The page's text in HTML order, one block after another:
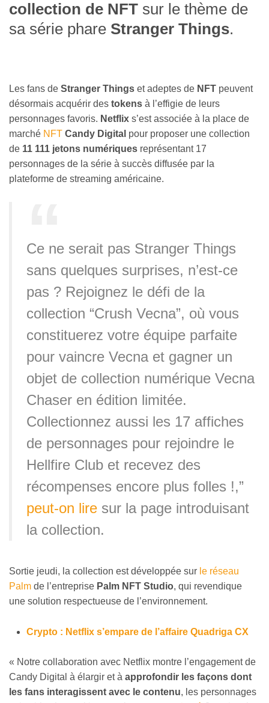
collection de NFT sur le thème de
sa série phare Stranger Things.
Les fans de Stranger Things et adeptes de NFT peuvent
désormais acquérir des tokens à l’effigie de leurs
personnages favoris. Netflix s’est associée à la place de
marché NFT Candy Digital pour proposer une collection
de 11 111 jetons numériques représentant 17
personnages de la série à succès diffusée par la
plateforme de streaming américaine.
Ce ne serait pas Stranger Things
sans quelques surprises, n’est-ce
pas ? Rejoignez le défi de la
collection “Crush Vecna”, où vous
constituerez votre équipe parfaite
pour vaincre Vecna et gagner un
objet de collection numérique Vecna ​​
Chaser en édition limitée.
Collectionnez aussi les 17 affiches
de personnages pour rejoindre le
Hellfire Club et recevez des
récompenses encore plus folles !,”
peut-on lire sur la page introduisant
la collection.
Sortie jeudi, la collection est développée sur le réseau
Palm de l’entreprise Palm NFT Studio, qui revendique
une solution respectueuse de l’environnement.
Crypto : Netflix s’empare de l’affaire Quadriga CX
« Notre collaboration avec Netflix montre l’engagement de
Candy Digital à élargir et à approfondir les façons dont
les fans interagissent avec le contenu, les personnages